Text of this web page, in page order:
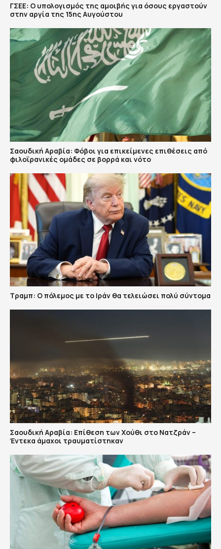
ΓΣΕΕ: Ο υπολογισμός της αμοιβής για όσους εργαστούν
στην αργία της 15ης Αυγούστου
Σαουδική Αραβία: Φόβοι για επικείμενες επιθέσεις από
φιλοϊρανικές ομάδες σε βορρά και νότο
Τραμπ: Ο πόλεμος με το Ιράν θα τελειώσει πολύ σύντομα
Σαουδική Αραβία: Επίθεση των Χούθι στο Νατζράν –
Έντεκα άμαχοι τραυματίστηκαν